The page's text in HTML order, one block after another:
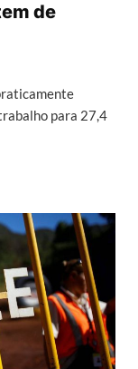
de
para 27,4